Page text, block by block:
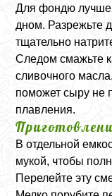
Для фондю лучше
дном. Разрежьте
тщательно
Следом смажьте
сливочного
поможет сыру не
плавления.
В отдельной
мукой, чтобы
Перелейте эту